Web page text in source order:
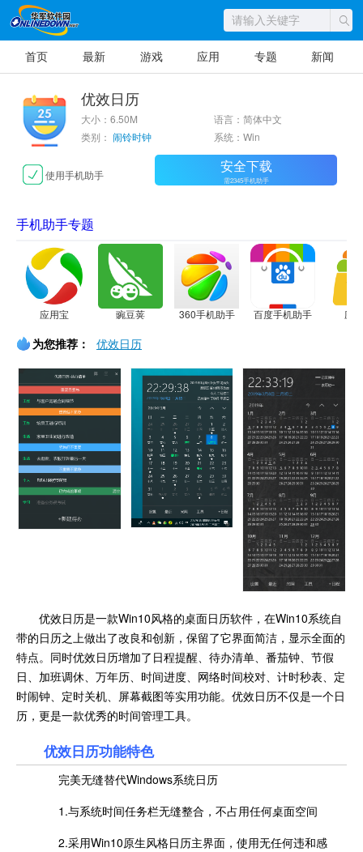
首页 最新 游戏 应用 专题 新闻
优效日历
大小：6.50M
语言：简体中文
类别： 闹铃时钟 系统：Win
使用手机助手 安全下载
需2345手机助手
手机助手专题
应用宝 豌豆荚 360手机助手 百度手机助手 应
为您推荐： 优效日历
优效日历是一款Win10风格的桌面日历软件，在Win10系统自
带的日历之上做出了改良和创新，保留了它界面简洁，显示全面的
特点。同时优效日历增加了日程提醒、待办清单、番茄钟、节假
日、加班调休、万年历、时间进度、网络时间校对、计时秒表、定
时闹钟、定时关机、屏幕截图等实用功能。优效日历不仅是一个日
历，更是一款优秀的时间管理工具。
优效日历功能特色
完美无缝替代Windows系统日历
1.与系统时间任务栏无缝整合，不占用任何桌面空间
2.采用Win10原生风格日历主界面，使用无任何违和感